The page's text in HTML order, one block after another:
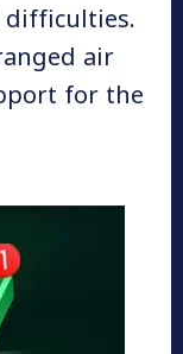
air
for the